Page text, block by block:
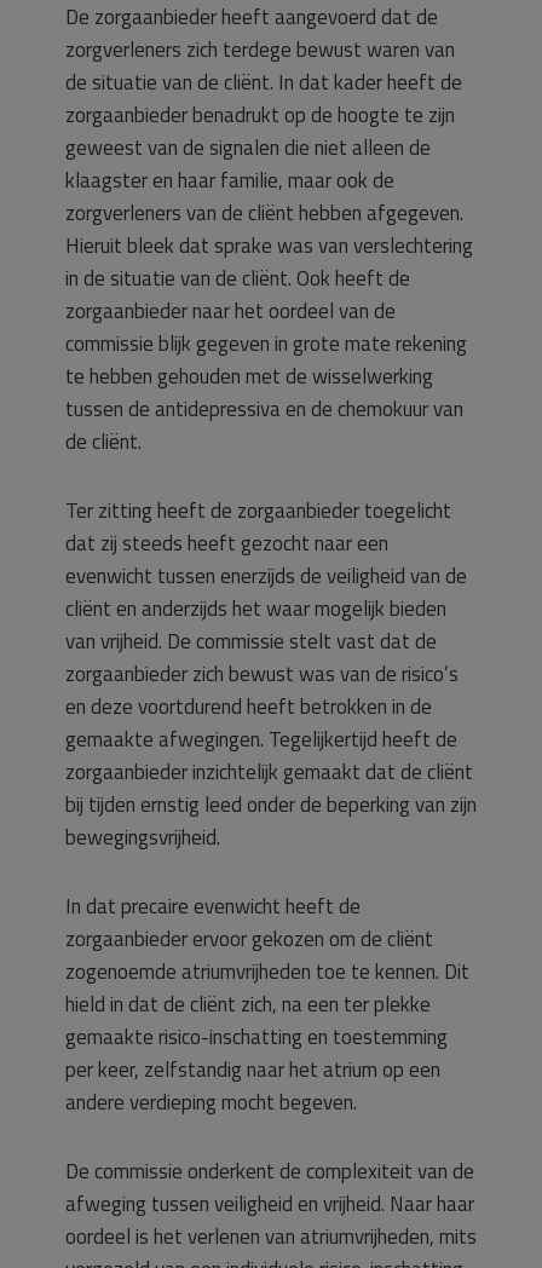
De zorgaanbieder heeft aangevoerd dat de
zorgverleners zich terdege bewust waren van
de situatie van de cliënt. In dat kader heeft de
zorgaanbieder benadrukt op de hoogte te zijn
geweest van de signalen die niet alleen de
klaagster en haar familie, maar ook de
zorgverleners van de cliënt hebben afgegeven.
Hieruit bleek dat sprake was van verslechtering
in de situatie van de cliënt. Ook heeft de
zorgaanbieder naar het oordeel van de
commissie blijk gegeven in grote mate rekening
te hebben gehouden met de wisselwerking
tussen de antidepressiva en de chemokuur van
de cliënt.
Ter zitting heeft de zorgaanbieder toegelicht
dat zij steeds heeft gezocht naar een
evenwicht tussen enerzijds de veiligheid van de
cliënt en anderzijds het waar mogelijk bieden
van vrijheid. De commissie stelt vast dat de
zorgaanbieder zich bewust was van de risico’s
en deze voortdurend heeft betrokken in de
gemaakte afwegingen. Tegelijkertijd heeft de
zorgaanbieder inzichtelijk gemaakt dat de cliënt
bij tijden ernstig leed onder de beperking van zijn
bewegingsvrijheid.
In dat precaire evenwicht heeft de
zorgaanbieder ervoor gekozen om de cliënt
zogenoemde atriumvrijheden toe te kennen. Dit
hield in dat de cliënt zich, na een ter plekke
gemaakte risico-inschatting en toestemming
per keer, zelfstandig naar het atrium op een
andere verdieping mocht begeven.
De commissie onderkent de complexiteit van de
afweging tussen veiligheid en vrijheid. Naar haar
oordeel is het verlenen van atriumvrijheden, mits